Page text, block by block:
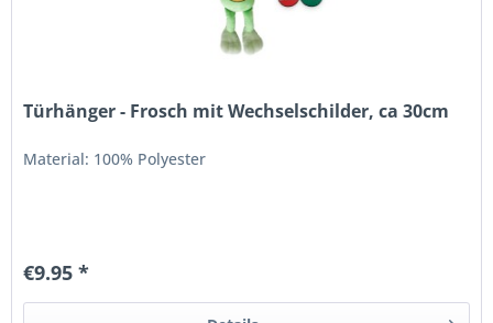
Türhänger - Frosch mit Wechselschilder, ca 30cm
Material: 100% Polyester
€9.95 *